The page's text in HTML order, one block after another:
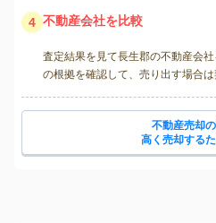
4 不動産会社を比較
査定結果を見て長生郡の不動産会
の根拠を確認して、売り出す場合は
不動産売却
高く売却する